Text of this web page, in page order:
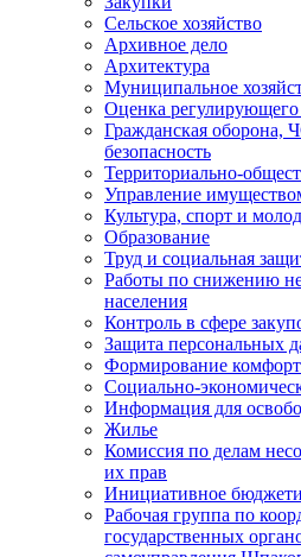
Сельское хозяйство
Архивное дело
Архитектура
Муниципальное
Оценка регулирующего
Гражданская оборона,
безопасность
Территориально-
Управление
Культура, спорт и
Образование
Труд и социальная
Работы по снижению
населения
Контроль в сфере
Защита персональных
Формирование
Социально-
Информация для
Жилье
Комиссия по делам
их прав
Инициативное
Рабочая группа по
государственных